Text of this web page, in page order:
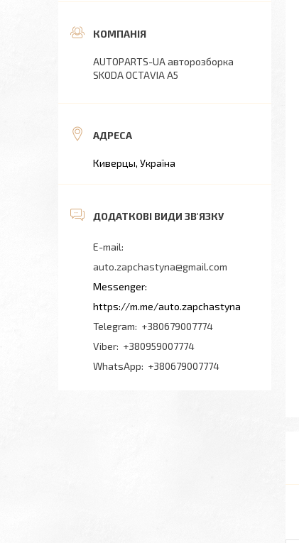
AUTOPARTS-UA авторозборка
SKODA OCTAVIA A5
Киверцы, Україна
auto.zapchastyna@gmail.com
https://m.me/auto.zapchastyna
+380679007774
+380959007774
+380679007774